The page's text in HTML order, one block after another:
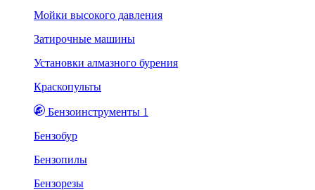
Мойки высокого давления
Затирочные машины
Установки алмазного бурения
Краскопульты
Бензоинструменты 1
Бензобур
Бензопилы
Бензорезы